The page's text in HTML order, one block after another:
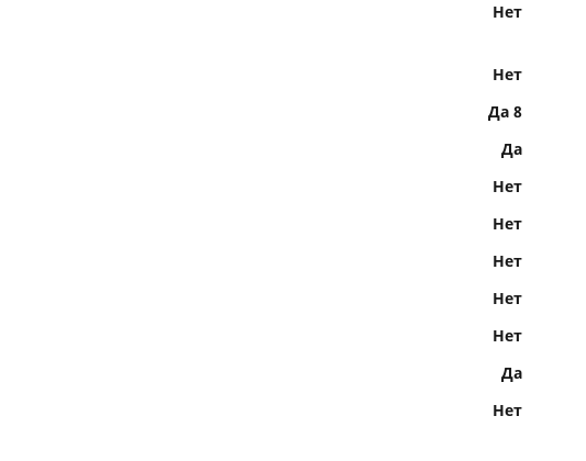
Нет
Нет
Да 8
Да
Нет
Нет
Нет
Нет
Нет
Да
Нет